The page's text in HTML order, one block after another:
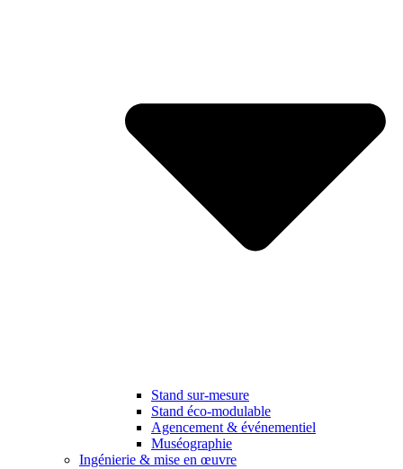
Stand sur-mesure
Stand éco-modulable
Agencement & événementiel
Muséographie
Ingénierie & mise en œuvre